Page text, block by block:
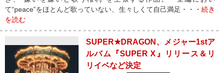
て“peace”をほとんど歌っていない、生々しくて自己満足・・・ 続き
を読む
SUPER★DRAGON、メジャー1stア
ルバム『SUPER X』リリース＆リ
リイベなど決定